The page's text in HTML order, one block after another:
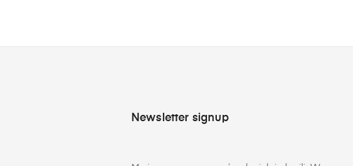
Newsletter signup